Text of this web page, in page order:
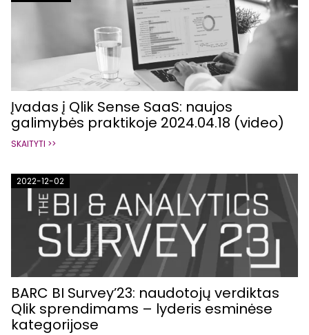
Įvadas į Qlik Sense SaaS: naujos
galimybės praktikoje 2024.04.18 (video)
SKAITYTI >>
2022-12-02
BARC BI Survey’23: naudotojų verdiktas
Qlik sprendimams – lyderis esminėse
kategorijose